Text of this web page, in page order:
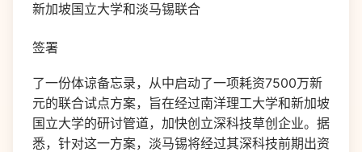
新加坡国立大学和淡马锡联合
签署
了一份体谅备忘录，从中启动了一项耗资7500万新
元的联合试点方案，旨在经过南洋理工大学和新加坡
国立大学的研讨管道，加快创立深科技草创企业。据
悉，针对这一方案，淡马锡将经过其深科技前期出资